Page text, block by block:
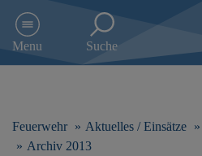
e
Menu Suche
Feuerwehr Aktuelles / Einsätze
Archiv 2013